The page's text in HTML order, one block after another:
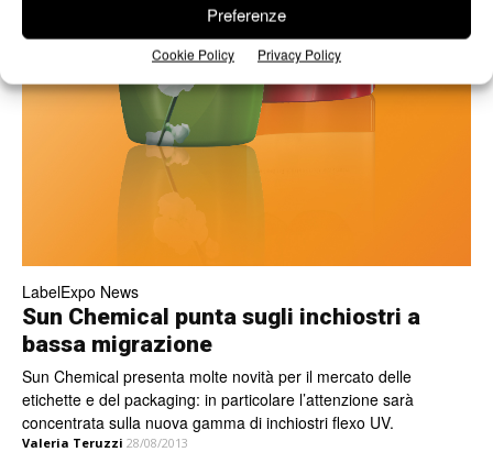
Preferenze
Cookie Policy Privacy Policy
LabelExpo News
Sun Chemical punta sugli inchiostri a
bassa migrazione
Sun Chemical presenta molte novità per il mercato delle
etichette e del packaging: in particolare l’attenzione sarà
concentrata sulla nuova gamma di inchiostri flexo UV.
Valeria Teruzzi 28/08/2013